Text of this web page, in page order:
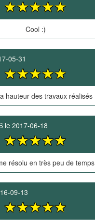
Cool :)
05-31
hauteur des travaux réalisés
le 2017-06-18
résolu en très peu de temps
09-13